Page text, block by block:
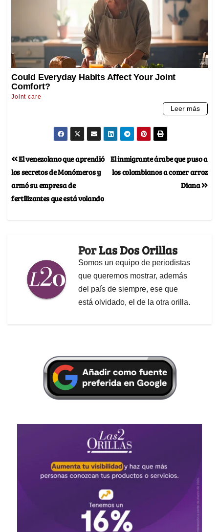
El inmigrante árabe que puso a
los colombianos a comer arroz
Diana
El venezolano que aprendió
los secretos de Monómeros y
armó su empresa de
fertilizantes que está volando
PorLas Dos Orillas
Somos un equipo de periodistas
que queremos mostrar, además
del país de siempre, ese que
está olvidado, el de la otra orilla.